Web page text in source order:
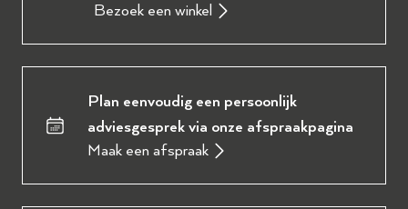
Bezoek een winkel
Plan eenvoudig een persoonlijk
adviesgesprek via onze afspraakpagina
Maak een afspraak